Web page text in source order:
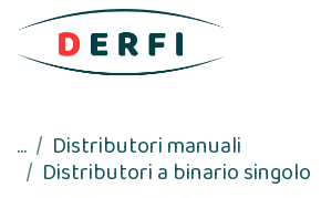
Passa al contenuto
... Distributori manuali
Distributori a binario singolo